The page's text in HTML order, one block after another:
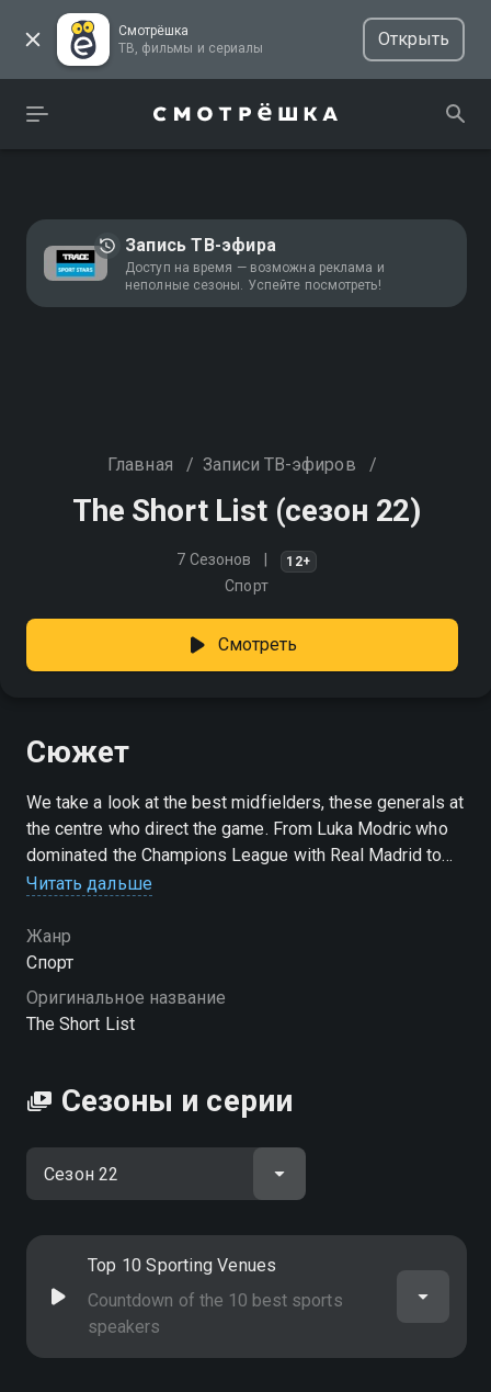
Смотрёшка
ТВ, фильмы и сериалы
Открыть
Запись ТВ-эфира
Доступ на время — возможна реклама и
неполные сезоны. Успейте посмотреть!
Главная / Записи ТВ-эфиров /
The Short List (сезон 22)
7 Сезонов 12+
Спорт
Смотреть
Сюжет
We take a look at the best midfielders, these generals at
the centre who direct the game. From Luka Modric who
dominated the Champions League with Real Madrid to
Bobby Charlton or again Andres Iniesta… But who will be
Посмотреть онлайн 22 сезон сериала The Short List
вы можете совершенно бесплатно в хорошем HD
качестве на Смотрёшке
Читать дальше
Жанр
Спорт
Оригинальное название
The Short List
Сезоны и серии
Top 10 Sporting Venues
Countdown of the 10 best sports
speakers